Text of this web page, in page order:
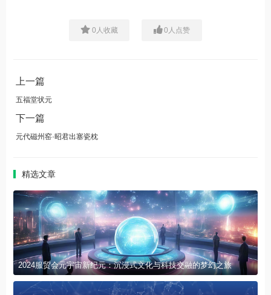
0 人收藏 0 人点赞
上一篇
五福堂状元
下一篇
元代磁州窑·昭君出塞瓷枕
精选文章
2024服贸会元宇宙新纪元：沉浸式文化与科技交融的梦幻之旅